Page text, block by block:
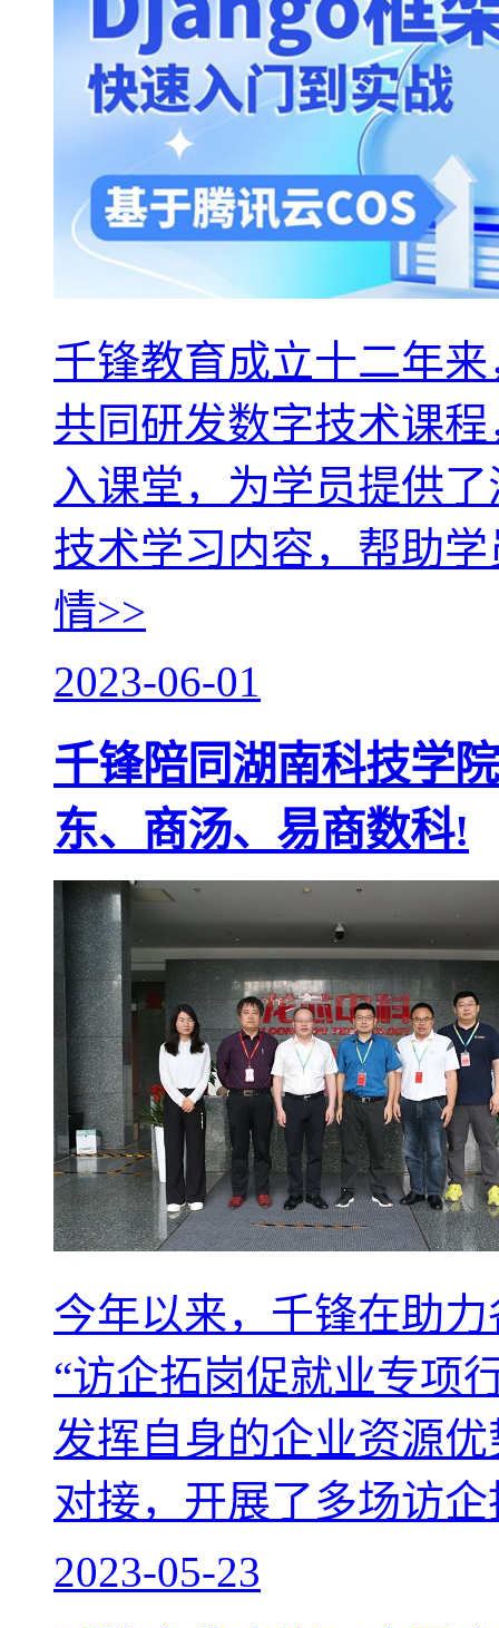
千锋教育成立十二年
共同研发数字技术课
入课堂，为学员提供
技术学习内容，帮助
情>>
2023-06-01
千锋陪同湖南科技学
东、商汤、易商数科!
今年以来，千锋在助
“访企拓岗促就业专项
发挥自身的企业资源
对接，开展了多场访
2023-05-23